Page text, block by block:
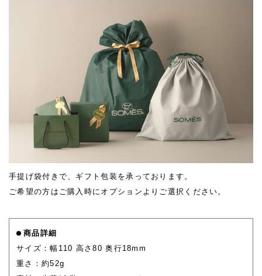
手提げ袋付きで、ギフト包装を承っております。
ご希望の方はご購入時にオプションよりご選択ください。
商品詳細
サイズ：幅110 高さ80 奥行18mm
重さ：約52g